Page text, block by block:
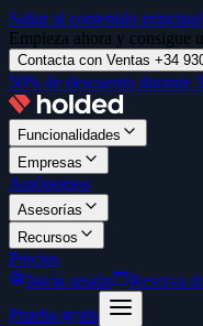
Saltar al contenido principal
Empieza ahora y consigue
Contacta con Ventas +34
50% de descuento durante
Funcionalidades
Empresas
Autónomos
Asesorías
Recursos
Precios
Inicia sesión
Reserva
Prueba gratis